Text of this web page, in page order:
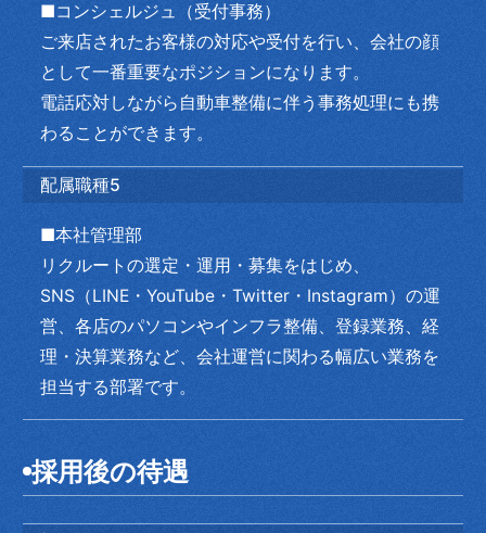
■コンシェルジュ（受付事務）
ご来店されたお客様の対応や受付を行い、会社の顔
として一番重要なポジションになります。
電話応対しながら自動車整備に伴う事務処理にも携
わることができます。
配属職種5
■本社管理部
リクルートの選定・運用・募集をはじめ、
SNS（LINE・YouTube・Twitter・Instagram）の運
営、各店のパソコンやインフラ整備、登録業務、経
理・決算業務など、会社運営に関わる幅広い業務を
担当する部署です。
採用後の待遇